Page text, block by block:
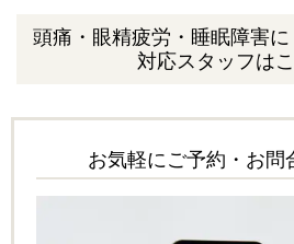
頭痛・眼精疲労・睡眠障害
対応スタッフは
お気軽にご予約・お問